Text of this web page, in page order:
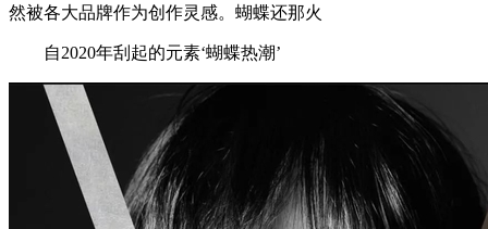
然被各大品牌作为创作灵感。蝴蝶还那火
自2020年刮起的元素‘蝴蝶热潮’